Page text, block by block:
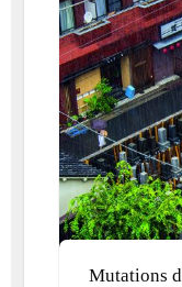
Mutations